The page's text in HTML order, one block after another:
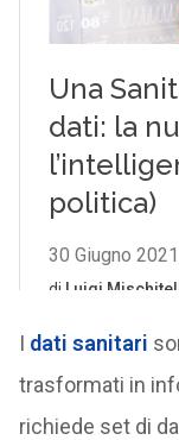
I dati sanitari
trasformati in
richiede set di